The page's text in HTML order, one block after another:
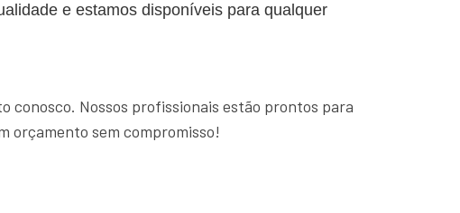
e estamos disponíveis para qualquer
conosco. Nossos profissionais estão prontos para
orçamento sem compromisso!